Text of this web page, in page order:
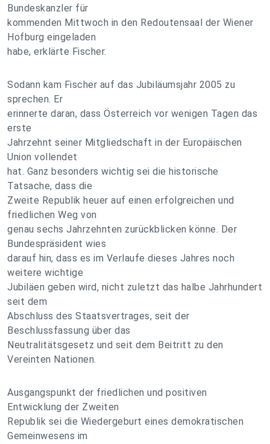
Bundeskanzler für
kommenden Mittwoch in den Redoutensaal der Wiener
Hofburg eingeladen
habe, erklärte Fischer.
Sodann kam Fischer auf das Jubiläumsjahr 2005 zu
sprechen. Er
erinnerte daran, dass Österreich vor wenigen Tagen das
erste
Jahrzehnt seiner Mitgliedschaft in der Europäischen
Union vollendet
hat. Ganz besonders wichtig sei die historische
Tatsache, dass die
Zweite Republik heuer auf einen erfolgreichen und
friedlichen Weg von
genau sechs Jahrzehnten zurückblicken könne. Der
Bundespräsident wies
darauf hin, dass es im Verlaufe dieses Jahres noch
weitere wichtige
Jubiläen geben wird, nicht zuletzt das halbe Jahrhundert
seit dem
Abschluss des Staatsvertrages, seit der
Beschlussfassung über das
Neutralitätsgesetz und seit dem Beitritt zu den
Vereinten Nationen.
Ausgangspunkt der friedlichen und positiven
Entwicklung der Zweiten
Republik sei die Wiedergeburt eines demokratischen
Gemeinwesens im